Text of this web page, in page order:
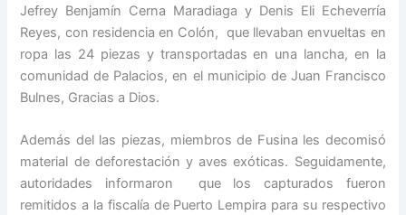
Jefrey Benjamín Cerna Maradiaga y Denis Eli Echeverría
Reyes, con residencia en Colón, que llevaban envueltas en
ropa las 24 piezas y transportadas en una lancha, en la
comunidad de Palacios, en el municipio de Juan Francisco
Bulnes, Gracias a Dios.
Además del las piezas, miembros de Fusina les decomisó
material de deforestación y aves exóticas. Seguidamente,
autoridades informaron que los capturados fueron
remitidos a la fiscalía de Puerto Lempira para su respectivo